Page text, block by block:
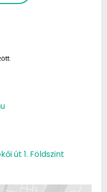
út 1. Földszint